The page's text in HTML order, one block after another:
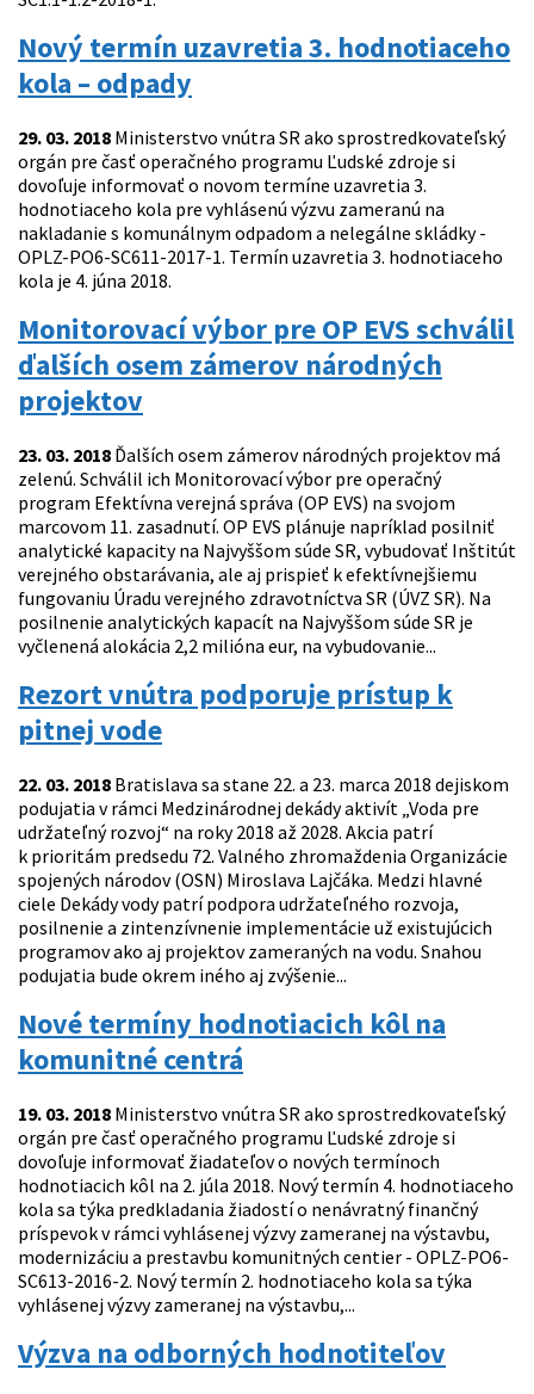
Nový termín uzavretia 3. hodnotiaceho
kola – odpady
29. 03. 2018 Ministerstvo vnútra SR ako sprostredkovateľský
orgán pre časť operačného programu Ľudské zdroje si
dovoľuje informovať o novom termíne uzavretia 3.
hodnotiaceho kola pre vyhlásenú výzvu zameranú na
nakladanie s komunálnym odpadom a nelegálne skládky -
OPLZ-PO6-SC611-2017-1. Termín uzavretia 3. hodnotiaceho
kola je 4. júna 2018.
Monitorovací výbor pre OP EVS schválil
ďalších osem zámerov národných
projektov
23. 03. 2018 Ďalších osem zámerov národných projektov má
zelenú. Schválil ich Monitorovací výbor pre operačný
program Efektívna verejná správa (OP EVS) na svojom
marcovom 11. zasadnutí. OP EVS plánuje napríklad posilniť
analytické kapacity na Najvyššom súde SR, vybudovať Inštitút
verejného obstarávania, ale aj prispieť k efektívnejšiemu
fungovaniu Úradu verejného zdravotníctva SR (ÚVZ SR). Na
posilnenie analytických kapacít na Najvyššom súde SR je
vyčlenená alokácia 2,2 milióna eur, na vybudovanie...
Rezort vnútra podporuje prístup k
pitnej vode
22. 03. 2018 Bratislava sa stane 22. a 23. marca 2018 dejiskom
podujatia v rámci Medzinárodnej dekády aktivít „Voda pre
udržateľný rozvoj“ na roky 2018 až 2028. Akcia patrí
k prioritám predsedu 72. Valného zhromaždenia Organizácie
spojených národov (OSN) Miroslava Lajčáka. Medzi hlavné
ciele Dekády vody patrí podpora udržateľného rozvoja,
posilnenie a zintenzívnenie implementácie už existujúcich
programov ako aj projektov zameraných na vodu. Snahou
podujatia bude okrem iného aj zvýšenie...
Nové termíny hodnotiacich kôl na
komunitné centrá
19. 03. 2018 Ministerstvo vnútra SR ako sprostredkovateľský
orgán pre časť operačného programu Ľudské zdroje si
dovoľuje informovať žiadateľov o nových termínoch
hodnotiacich kôl na 2. júla 2018. Nový termín 4. hodnotiaceho
kola sa týka predkladania žiadostí o nenávratný finančný
príspevok v rámci vyhlásenej výzvy zameranej na výstavbu,
modernizáciu a prestavbu komunitných centier - OPLZ-PO6-
SC613-2016-2. Nový termín 2. hodnotiaceho kola sa týka
vyhlásenej výzvy zameranej na výstavbu,...
Výzva na odborných hodnotiteľov